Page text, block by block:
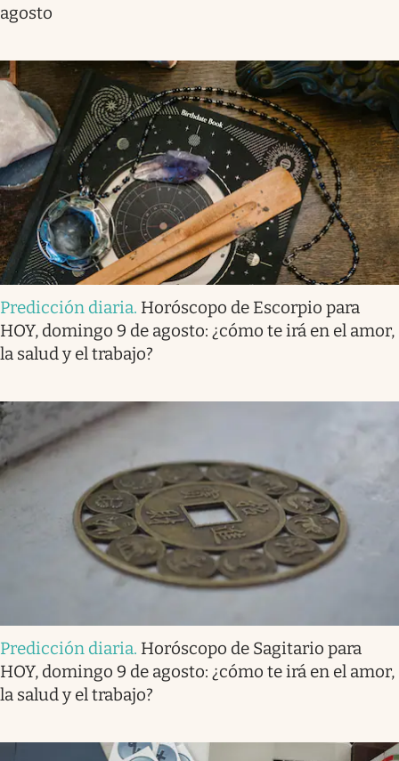
agosto
Predicción diaria. Horóscopo de Escorpio para
HOY, domingo 9 de agosto: ¿cómo te irá en el amor,
la salud y el trabajo?
Predicción diaria. Horóscopo de Sagitario para
HOY, domingo 9 de agosto: ¿cómo te irá en el amor,
la salud y el trabajo?